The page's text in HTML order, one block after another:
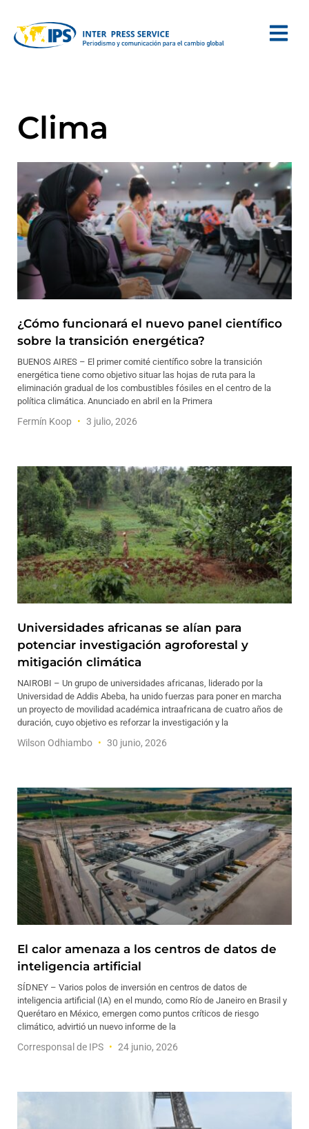
Clima
¿Cómo funcionará el nuevo panel científico
sobre la transición energética?
BUENOS AIRES – El primer comité científico sobre la transición
energética tiene como objetivo situar las hojas de ruta para la
eliminación gradual de los combustibles fósiles en el centro de la
política climática. Anunciado en abril en la Primera
Fermín Koop 3 julio, 2026
Universidades africanas se alían para
potenciar investigación agroforestal y
mitigación climática
NAIROBI – Un grupo de universidades africanas, liderado por la
Universidad de Addis Abeba, ha unido fuerzas para poner en marcha
un proyecto de movilidad académica intraafricana de cuatro años de
duración, cuyo objetivo es reforzar la investigación y la
Wilson Odhiambo 30 junio, 2026
El calor amenaza a los centros de datos de
inteligencia artificial
SÍDNEY – Varios polos de inversión en centros de datos de
inteligencia artificial (IA) en el mundo, como Río de Janeiro en Brasil y
Querétaro en México, emergen como puntos críticos de riesgo
climático, advirtió un nuevo informe de la
Corresponsal de IPS 24 junio, 2026